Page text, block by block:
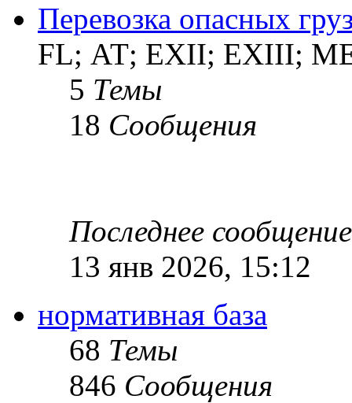
Перевозка опасных
FL; АТ; EXII; EXIII;
5 Темы
18 Сообщения
Последнее сообщение
13 янв 2026, 15:12
нормативная база
68 Темы
846 Сообщения